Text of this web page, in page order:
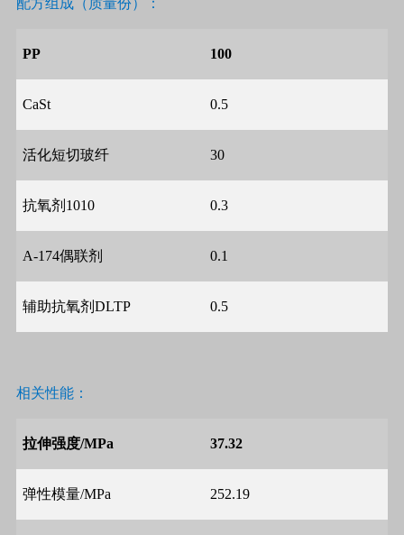
PP 100
CaSt 0.5
活化短切玻纤 30
抗氧剂 1010 0.3
A-174偶联剂 0.1
辅助抗氧剂 DLTP 0.5
相关性能：
拉伸强度/MPa 37.32
弹性模量/MPa 252.19